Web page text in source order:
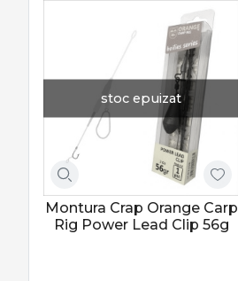
stoc epuizat
Montura Crap Orange Carp
Rig Power Lead Clip 56g